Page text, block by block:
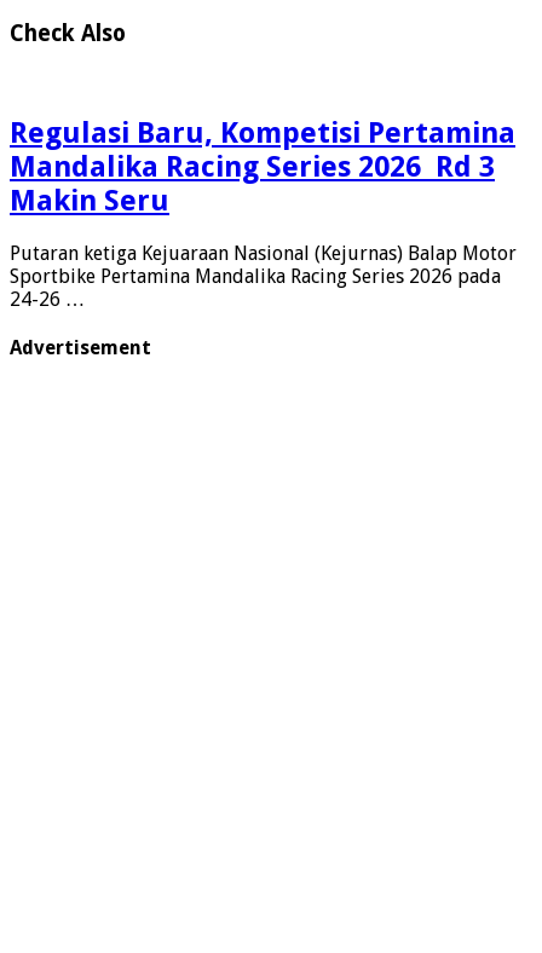
Check Also
Regulasi Baru, Kompetisi Pertamina
Mandalika Racing Series 2026 Rd 3
Makin Seru
Putaran ketiga Kejuaraan Nasional (Kejurnas) Balap Motor
Sportbike Pertamina Mandalika Racing Series 2026 pada
24-26 …
Advertisement